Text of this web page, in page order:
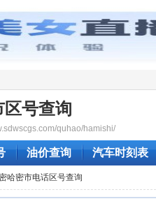
区号查询
quhao/hamishi/
油价查询 汽车时刻表
哈密市电话区号查询